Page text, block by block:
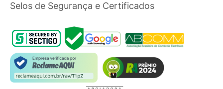
Selos de Segurança e Certificados